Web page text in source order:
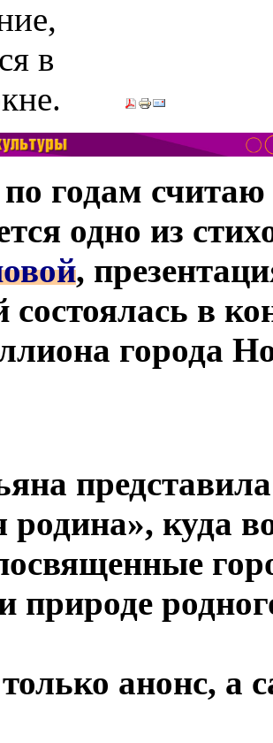
годам
одно из
,
состоялась в
города
куда
природе
анонс, а